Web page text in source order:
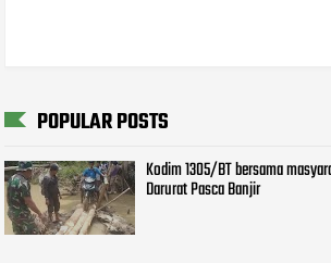
POPULAR POSTS
Kodim 1305/BT bersama
Darurat Pasca Banjir